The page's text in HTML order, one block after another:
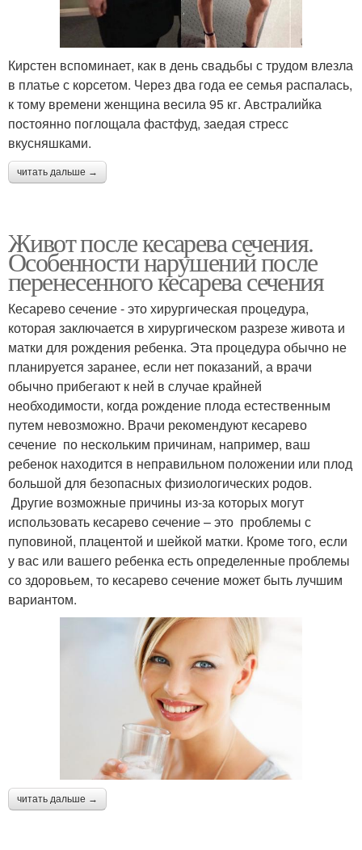
Кирстен вспоминает, как в день свадьбы с трудом влезла
в платье с корсетом. Через два года ее семья распалась,
к тому времени женщина весила 95 кг. Австралийка
постоянно поглощала фастфуд, заедая стресс
вкусняшками.
читать дальше →
Живот после кесарева сечения.
Особенности нарушений после
перенесенного кесарева сечения
Кесарево сечение - это хирургическая процедура,
которая заключается в хирургическом разрезе живота и
матки для рождения ребенка. Эта процедура обычно не
планируется заранее, если нет показаний, а врачи
обычно прибегают к ней в случае крайней
необходимости, когда рождение плода естественным
путем невозможно. Врачи рекомендуют кесарево
сечение по нескольким причинам, например, ваш
ребенок находится в неправильном положении или плод
большой для безопасных физиологических родов.
Другие возможные причины из-за которых могут
использовать кесарево сечение – это проблемы с
пуповиной, плацентой и шейкой матки. Кроме того, если
у вас или вашего ребенка есть определенные проблемы
со здоровьем, то кесарево сечение может быть лучшим
вариантом.
читать дальше →